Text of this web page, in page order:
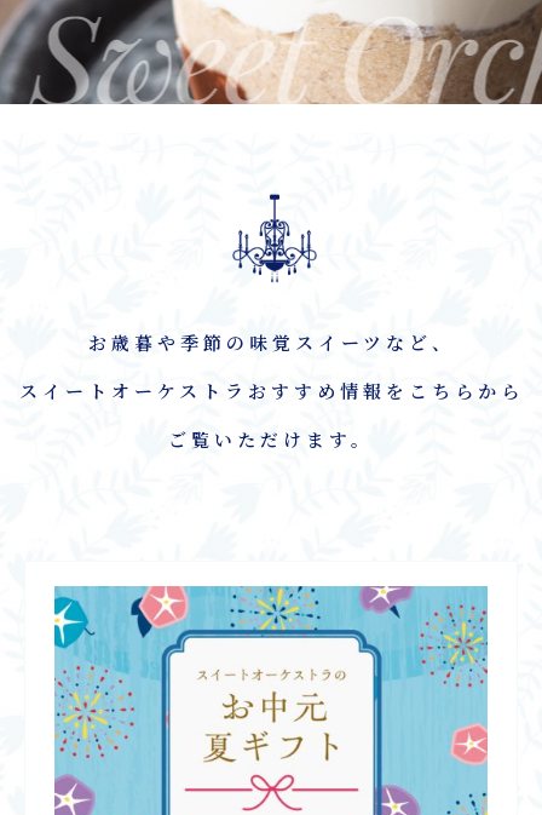
お歳暮や季節の味覚スイーツなど、
スイートオーケストラおすすめ情報をこちらから
ご覧いただけます。